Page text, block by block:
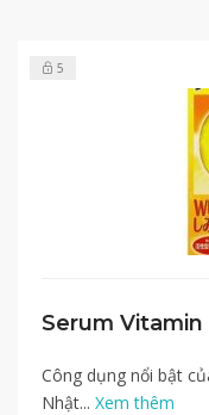
5
Công dụng nổi bật
Nhật... Xem thêm